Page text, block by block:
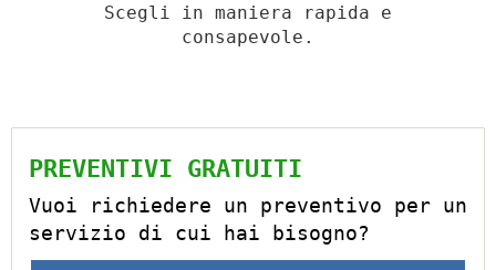
Scegli in maniera rapida e
consapevole.
PREVENTIVI GRATUITI
Vuoi richiedere un preventivo per un
servizio di cui hai bisogno?